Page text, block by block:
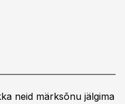
neid märksõnu jälgima